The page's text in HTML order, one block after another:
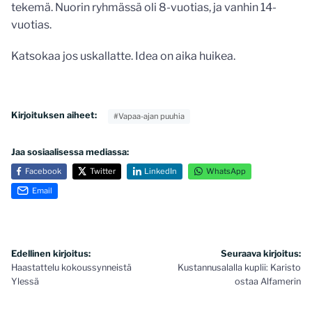
tekemä. Nuorin ryhmässä oli 8-vuotias, ja vanhin 14-
vuotias.
Katsokaa jos uskallatte. Idea on aika huikea.
Kirjoituksen aiheet: #Vapaa-ajan puuhia
Jaa sosiaalisessa mediassa:
Facebook Twitter LinkedIn WhatsApp
Email
Artikkelien
selaus
Edellinen kirjoitus:
Haastattelu kokoussynneistä
Ylessä
Seuraava kirjoitus:
Kustannusalalla kuplii: Karisto
ostaa Alfamerin